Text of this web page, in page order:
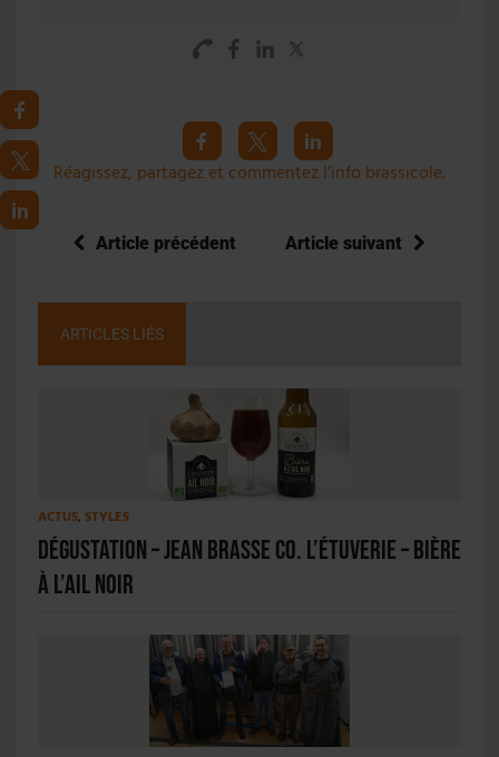
Réagissez, partagez et commentez l’info brassicole.
Article précédent Article suivant
ARTICLES LIÉS
ACTUS, STYLES
Dégustation – Jean Brasse co. L’Étuverie – Bière
à l’ail noir